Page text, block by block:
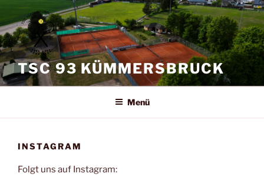
Inhalt
springen
TSC 93 KÜMMERSBRUCK
Menü
INSTAGRAM
Folgt uns auf Instagram: